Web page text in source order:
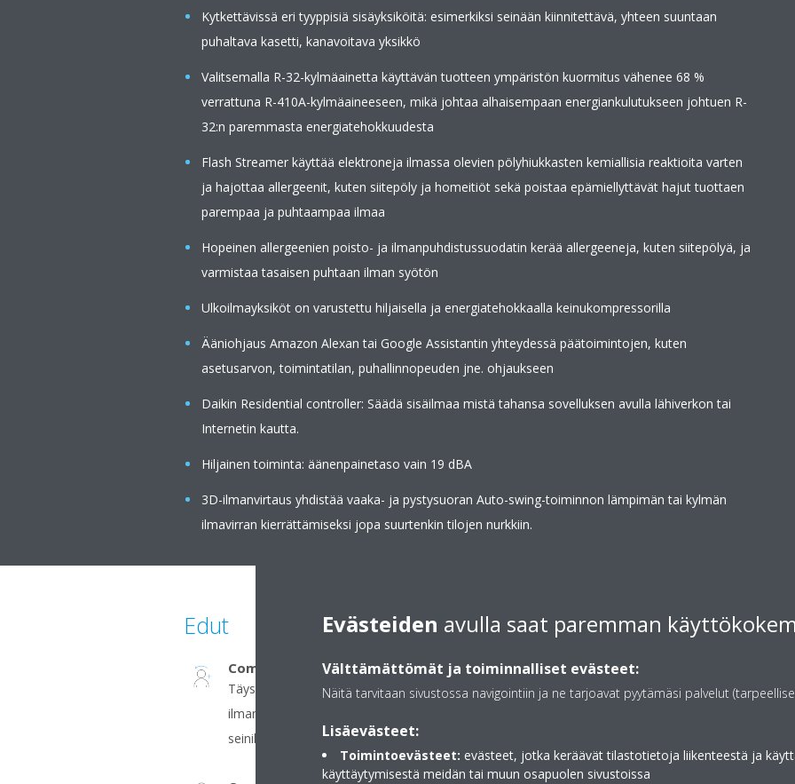
Kytkettävissä eri tyyppisiä sisäyksiköitä: esimerkiksi seinään kiinnitettävä, yhteen suuntaan
puhaltava kasetti, kanavoitava yksikkö
Valitsemalla R-32-kylmäainetta käyttävän tuotteen ympäristön kuormitus vähenee 68 %
verrattuna R-410A-kylmäaineeseen, mikä johtaa alhaisempaan energiankulutukseen johtuen R-
32:n paremmasta energiatehokkuudesta
Flash Streamer käyttää elektroneja ilmassa olevien pölyhiukkasten kemiallisia reaktioita varten
ja hajottaa allergeenit, kuten siitepöly ja homeitiöt sekä poistaa epämiellyttävät hajut tuottaen
parempaa ja puhtaampaa ilmaa
Hopeinen allergeenien poisto- ja ilmanpuhdistussuodatin kerää allergeeneja, kuten siitepölyä, ja
varmistaa tasaisen puhtaan ilman syötön
Ulkoilmayksiköt on varustettu hiljaisella ja energiatehokkaalla keinukompressorilla
Ääniohjaus Amazon Alexan tai Google Assistantin yhteydessä päätoimintojen, kuten
asetusarvon, toimintatilan, puhallinnopeuden jne. ohjaukseen
Daikin Residential controller: Säädä sisäilmaa mistä tahansa sovelluksen avulla lähiverkon tai
Internetin kautta.
Hiljainen toiminta: äänenpainetaso vain 19 dBA
3D-ilmanvirtaus yhdistää vaaka- ja pystysuoran Auto-swing-toiminnon lämpimän tai kylmän
ilmavirran kierrättämiseksi jopa suurtenkin tilojen nurkkiin.
Edut
Comfort+
Täysi mukavuus tasaisella lämpötilalla koko huoneessa Kaksi
ilmanohjainta ohjaa ilman kohti kattoa jäähdytyksessä ja
seinille lämmityksessä.
hajottaa epämiellyttäviä
Evästeiden avulla saat paremman
Välttämättömät ja toiminnalliset evästeet:
Näitä tarvitaan sivustossa navigointiin ja ne tarjoavat pyytämäsi palvelut
Lisäevästeet:
Toimintoevästeet: evästeet, jotka keräävät tilastotietoja liikenteestä ja
käyttäytymisestä meidän tai muun osapuolen sivustoissa